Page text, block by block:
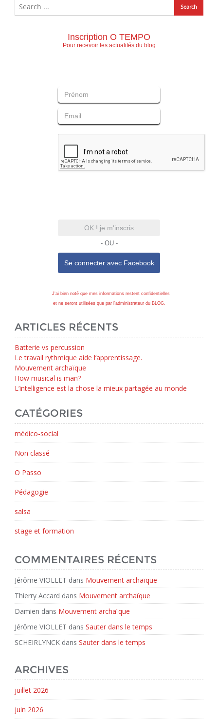
Inscription O TEMPO
Pour recevoir les actualités du blog
OK ! je m'inscris
- OU -
Se connecter avec Facebook
J'ai bien noté que mes informations restent confidentielles
et ne seront utilisées que par l'administrateur du BLOG.
ARTICLES RÉCENTS
Batterie vs percussion
Le travail rythmique aide l’apprentissage.
Mouvement archaïque
How musical is man?
L’intelligence est la chose la mieux partagée au monde
CATÉGORIES
médico-social
Non classé
O Passo
Pédagogie
salsa
stage et formation
COMMENTAIRES RÉCENTS
Jérôme VIOLLET dans Mouvement archaïque
Thierry Accard dans Mouvement archaïque
Damien dans Mouvement archaïque
Jérôme VIOLLET dans Sauter dans le temps
SCHEIRLYNCK dans Sauter dans le temps
ARCHIVES
juillet 2026
juin 2026